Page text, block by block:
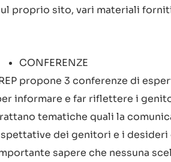
proprio sito, vari materiali
CONFERENZE
propone 3 conferenze di
informare e far riflettere i
tematiche quali la
dei genitori e i desideri
sapere che nessuna